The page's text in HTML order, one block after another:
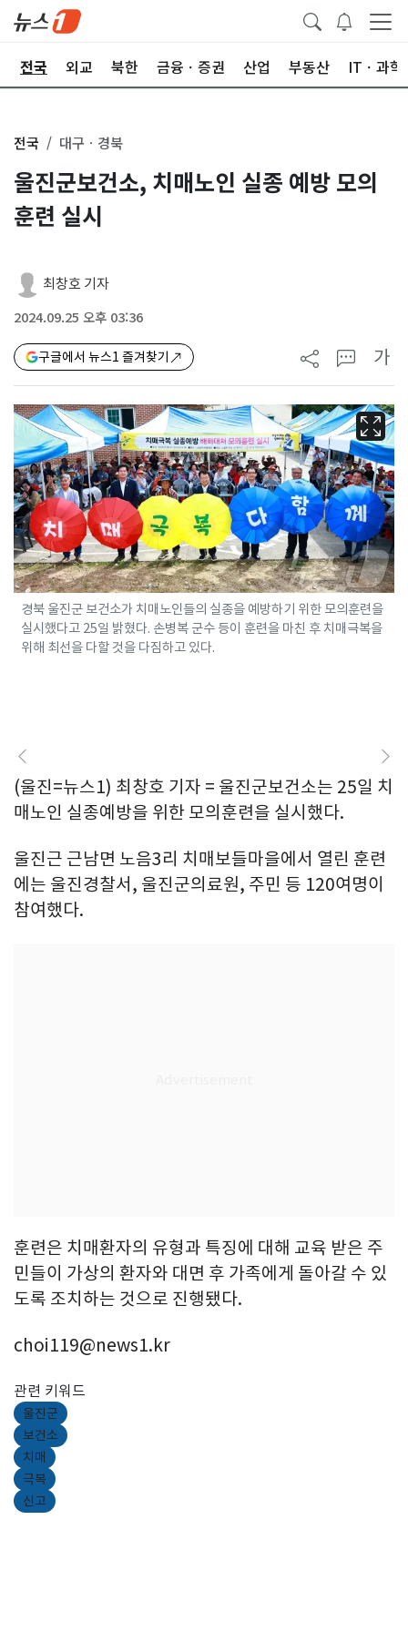
전국 외교 북한 금융ㆍ증권 산업 부동산 ITㆍ과학
전국 대구ㆍ경북
울진군보건소, 치매노인 실종 예방 모의
훈련 실시
최창호 기자
2024.09.25 오후 03:36
구글에서 뉴스1 즐겨찾기 가
경북 울진군 보건소가 치매노인들의 실종을 예방하기 위한 모의훈련을
실시했다고 25일 밝혔다. 손병복 군수 등이 훈련을 마친 후 치매극복을
위해 최선을 다할 것을 다짐하고 있다.
(울진=뉴스1) 최창호 기자 = 울진군보건소는 25일 치
매노인 실종예방을 위한 모의훈련을 실시했다.
울진근 근남면 노음3리 치매보들마을에서 열린 훈련
에는 울진경찰서, 울진군의료원, 주민 등 120여명이
참여했다.
훈련은 치매환자의 유형과 특징에 대해 교육 받은 주
민들이 가상의 환자와 대면 후 가족에게 돌아갈 수 있
도록 조치하는 것으로 진행됐다.
choi119@news1.kr
관련 키워드
울진군
보건소
치매
극복
신고